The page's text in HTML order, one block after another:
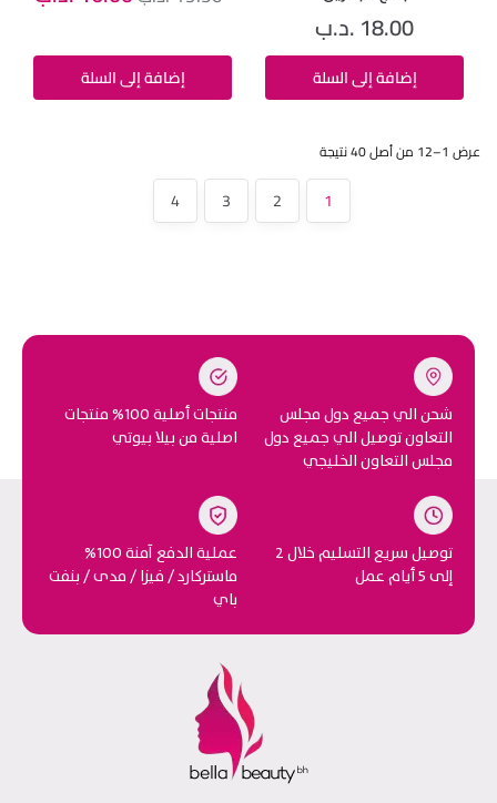
18.00.د.ب
إضافة إلى السلة إضافة إلى السلة
عرض 1–12 من أصل 40 نتيجة
1
2
3
4
شحن الي جميع دول مجلس
التعاون توصيل الي جميع دول
مجلس التعاون الخليجي
منتجات أصلية 100% منتجات
اصلية من بيلا بيوتي
توصيل سريع التسليم خلال 2
إلى 5 أيام عمل
عملية الدفع آمنة 100%
ماستركارد / فيزا / مدى / بنفت
باي